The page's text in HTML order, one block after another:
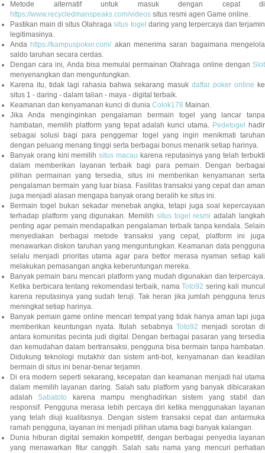
Metode alternatif untuk masuk dengan cepat di
https://www.recycledmanspeaks.com/videos situs resmi agen Game online.
Pastikan main di situs Olahragasitus togel daring yang terpercaya dan terjamin
legitimasinya.
Anda https://kampuspoker.com/akan menerima saran bagaimana mengelola
saldo taruhan secara cerdas.
Dengan cara ini, Anda bisa memulai permainan Olahraga online dengan Slot
menyenangkan dan menguntungkan.
Karena itu, tidak lagi rahasia bahwa sekarang masuk daftar poker online ke
situs 1 - daring - dalam talian - maya - digital terbaik.
Keamanan dan kenyamanan kunci di dunia Colok178 Mainan.
Jika Anda menginginkan pengalaman bermain togel yang lancar tanpa
hambatan, memilih platform yang tepat adalah kunci utama. Pedetogel
hadir
sebagai solusi bagi para penggemar togel yang ingin menikmati taruhan
dengan peluang menang tinggi serta berbagai bonus menarik setiap harinya.
Banyak orang kini memilihsitus macau karena reputasinya yang telah terbukti
dalam memberikan layanan terbaik bagi para pemain. Dengan berbagai
pilihan permainan yang tersedia, situs ini memberikan kenyamanan serta
pengalaman bermain yang luar biasa. Fasilitas transaksi yang cepat dan aman
juga menjadi alasan mengapa banyak orang beralih ke situs ini.
Bermain togel bukan sekadar menebak angka, tetapi juga soal kepercayaan
terhadap platform yang digunakan. Memilih situs togel resmi adalah langkah
penting agar pemain mendapatkan pengalaman terbaik tanpa kendala. Selain
menyediakan berbagai metode transaksi yang cepat, platform ini juga
menawarkan diskon taruhan yang menguntungkan. Keamanan data pengguna
selalu menjadi prioritas utama agar para bettor merasa nyaman setiap kali
melakukan pemasangan angka keberuntungan mereka.
Banyak pemain baru mencari platform yang mudah digunakan dan terpercaya.
Ketika berbicara tentang rekomendasi terbaik, namaToto92 sering kali muncul
karena reputasinya yang sudah teruji. Tak heran jika jumlah pengguna terus
meningkat setiap harinya.
Banyak pemain game online mencari tempat yang tidak hanya aman tapi juga
memberikan keuntungan nyata. Itulah sebabnya Toto92 menjadi sorotan di
antara komunitas pecinta judi digital. Dengan berbagai pasaran yang tersedia
dan kemudahan dalam bertransaksi, pengguna bisa bermain tanpa hambatan.
Didukung teknologi mutakhir dan sistem anti-bot, kenyamanan dan keadilan
bermain di situs ini benar-benar terjamin.
Di era modern seperti sekarang, kecepatan dan keamanan menjadi hal utama
dalam memilih layanan daring. Salah satu platform yang banyak dibicarakan
adalahSabatoto karena mampu menghadirkan sistem yang stabil dan
responsif. Pengguna merasa lebih percaya diri ketika menggunakan layanan
yang telah diuji kualitasnya. Dengan sistem transaksi cepat dan antarmuka
ramah pengguna, layanan ini menjadi pilihan utama bagi banyak kalangan.
Dunia hiburan digital semakin kompetitif, dengan berbagai penyedia layanan
yang menawarkan fitur canggih. Salah satu nama yang mencuri perhatian